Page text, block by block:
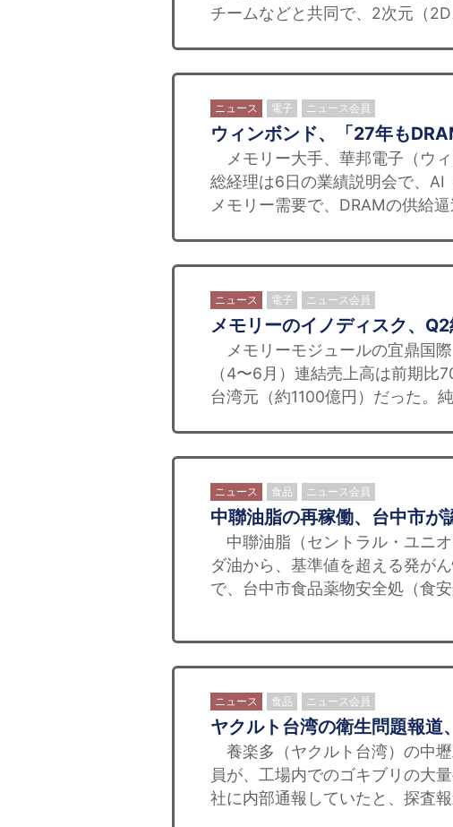
チームなどと共同で、2次元（
ニュース 電子 ニュース会員
ウィンボンド、「27年も
メモリー大手、華邦電子（ウ
総経理は6日の業績説明会で、AI
メモリー需要で、DRAMの供給
ニュース 電子 ニュース会員
メモリーのイノディスク、
メモリーモジュールの宜鼎国
（4〜6月）連結売上高は前期
台湾元（約1100億円）だった。
ニュース 食品 ニュース会員
中聯油脂の再稼働、台中市が
中聯油脂（セントラル・ユニ
ダ油から、基準値を超える発が
で、台中市食品薬物安全処（食
ニュース 食品 ニュース会員
ヤクルト台湾の衛生問題報道
養楽多（ヤクルト台湾）の中
員が、工場内でのゴキブリの大
社に内部通報していたと、探査